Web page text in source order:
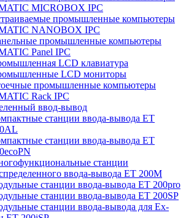
MICROBOX IPC
промышленные компьютеры
NANOBOX IPC
промышленные компьютеры
Panel IPC
LCD клавиатура
LCD мониторы
промышленные компьютеры
Rack IPC
ввод-вывод
станции ввода-вывода ET
станции ввода-вывода ET
станции
ввода-вывода ET 200M
станции ввода-вывода ET 200pro
станции ввода-вывода ET 200SP
станции ввода-вывода для Ex-